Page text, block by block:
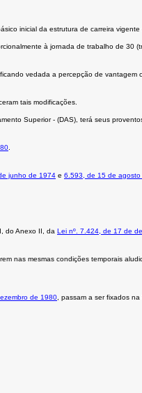
inicial da estrutura de carreira vigente
à jornada de trabalho de 30
vedada a percepção de vantagem
tais modificações.
Superior - (DAS), terá seus
junho de 1974 e 6.593, de 15 de
do Anexo II, da Lei nº. 7.424, de 17 de
nas mesmas condições temporais
de 1980 , passam a ser fixados